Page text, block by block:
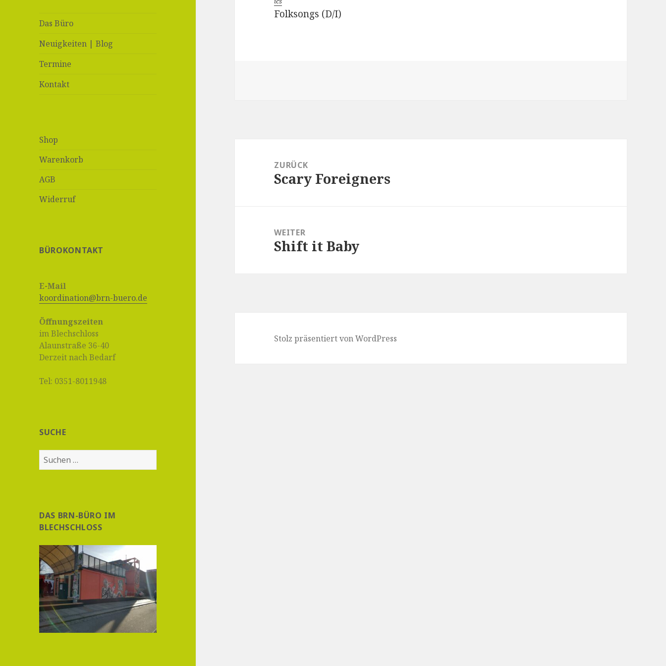
Das Büro
Neuigkeiten | Blog
Termine
Kontakt
Shop
Warenkorb
AGB
Widerruf
BÜROKONTAKT
E-Mail
koordination@brn-buero.de
Öffnungszeiten
im Blechschloss
Alaunstraße 36-40
Derzeit nach Bedarf
Tel: 0351-8011948
SUCHE
Suchen
nach:
DAS BRN-BÜRO IM
BLECHSCHLOSS
Folksongs (D/I)
ZURÜCK
Vorheriger
Scary Foreigners
WEITER
Nächster
Shift it Baby
Stolz präsentiert von WordPress